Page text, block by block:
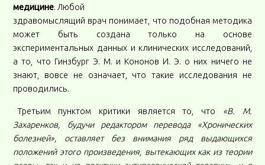
медицине. Любой
здравомыслящий врач понимает, что подобная методика
может быть создана только на основе
экспериментальных данных и клинических исследований,
а то, что Гинзбург Э. М. и Кононов И. Э. о них ничего не
знают, вовсе не означает, что такие исследования не
проводились.
Третьим пунктом критики является то, что «В. М.
Захаренков, будучи редактором перевода «Хронических
болезней», оставляет без внимания ряд выдающихся
положений этого произведения, вытекающих как из теории